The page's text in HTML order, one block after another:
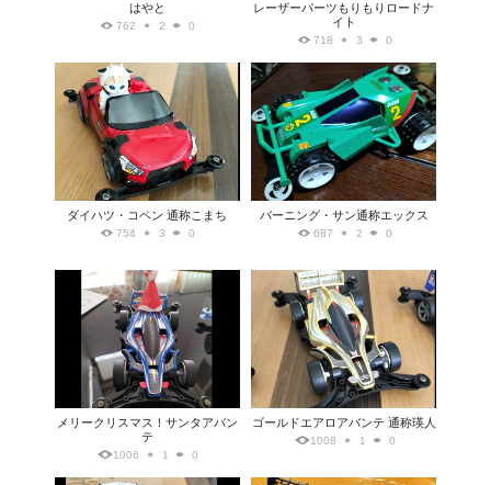
はやと
762 2 0
レーザーパーツもりもりロードナ
イト
718 3 0
ダイハツ・コペン 通称こまち
754 3 0
バーニング・サン通称エックス
687 2 0
メリークリスマス！サンタアバン
テ
1006 1 0
ゴールドエアロアバンテ 通称瑛人
1008 1 0